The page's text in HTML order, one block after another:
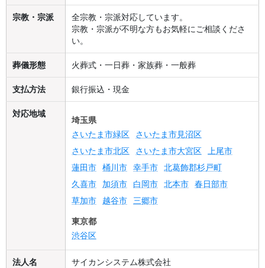
宗教・宗派
全宗教・宗派対応しています。
宗教・宗派が不明な方もお気軽にご相談くださ
い。
葬儀形態 火葬式・一日葬・家族葬・一般葬
支払方法 銀行振込・現金
対応地域
埼玉県
さいたま市緑区 さいたま市見沼区
さいたま市北区 さいたま市大宮区
上尾市
蓮田市 桶川市 幸手市 北葛飾郡杉戸町
久喜市 加須市 白岡市 北本市 春日部市
草加市 越谷市 三郷市
東京都
渋谷区
法人名 サイカンシステム株式会社